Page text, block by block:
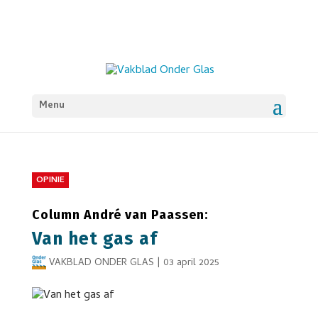
Menu
OPINIE
Column André van Paassen:
Van het gas af
VAKBLAD ONDER GLAS | 03 april 2025